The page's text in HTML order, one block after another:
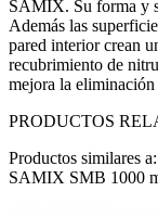
SAMIX. Su forma y
Además las
pared interior crean
recubrimiento de
mejora la
PRODUCTOS
Productos similares
SAMIX SMB 1000